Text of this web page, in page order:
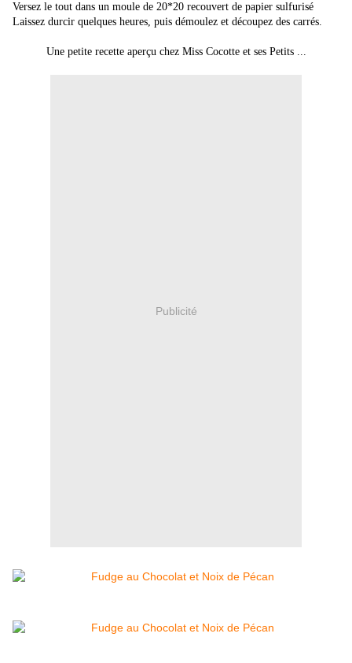
Versez le tout dans un moule de 20*20 recouvert de papier sulfurisé
Laissez durcir quelques heures, puis démoulez et découpez des carrés.
Une petite recette aperçu chez Miss Cocotte et ses Petits...
Publicité